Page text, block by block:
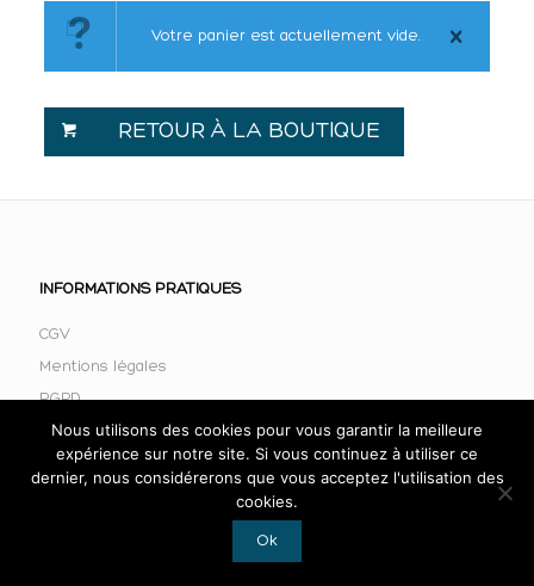
Votre panier est actuellement vide.
RETOUR À LA BOUTIQUE
INFORMATIONS PRATIQUES
CGV
Mentions légales
RGPD
Nous utilisons des cookies pour vous garantir la meilleure
expérience sur notre site. Si vous continuez à utiliser ce
dernier, nous considérerons que vous acceptez l'utilisation des
cookies.
Ok